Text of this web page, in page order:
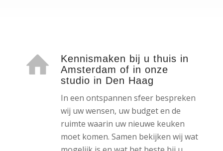
Kennismaken bij u thuis in
Amsterdam of in onze
studio in Den Haag
In een ontspannen sfeer bespreken
wij uw wensen, uw budget en de
ruimte waarin uw nieuwe keuken
moet komen. Samen bekijken wij wat